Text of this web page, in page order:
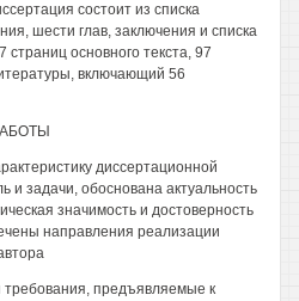
состоит из списка
шести глав, заключения и списка
основного текста, 97
включающий 56
диссертационной
задачи, обоснована актуальность
значимость и достоверность
направления реализации
требования, предъявляемые к